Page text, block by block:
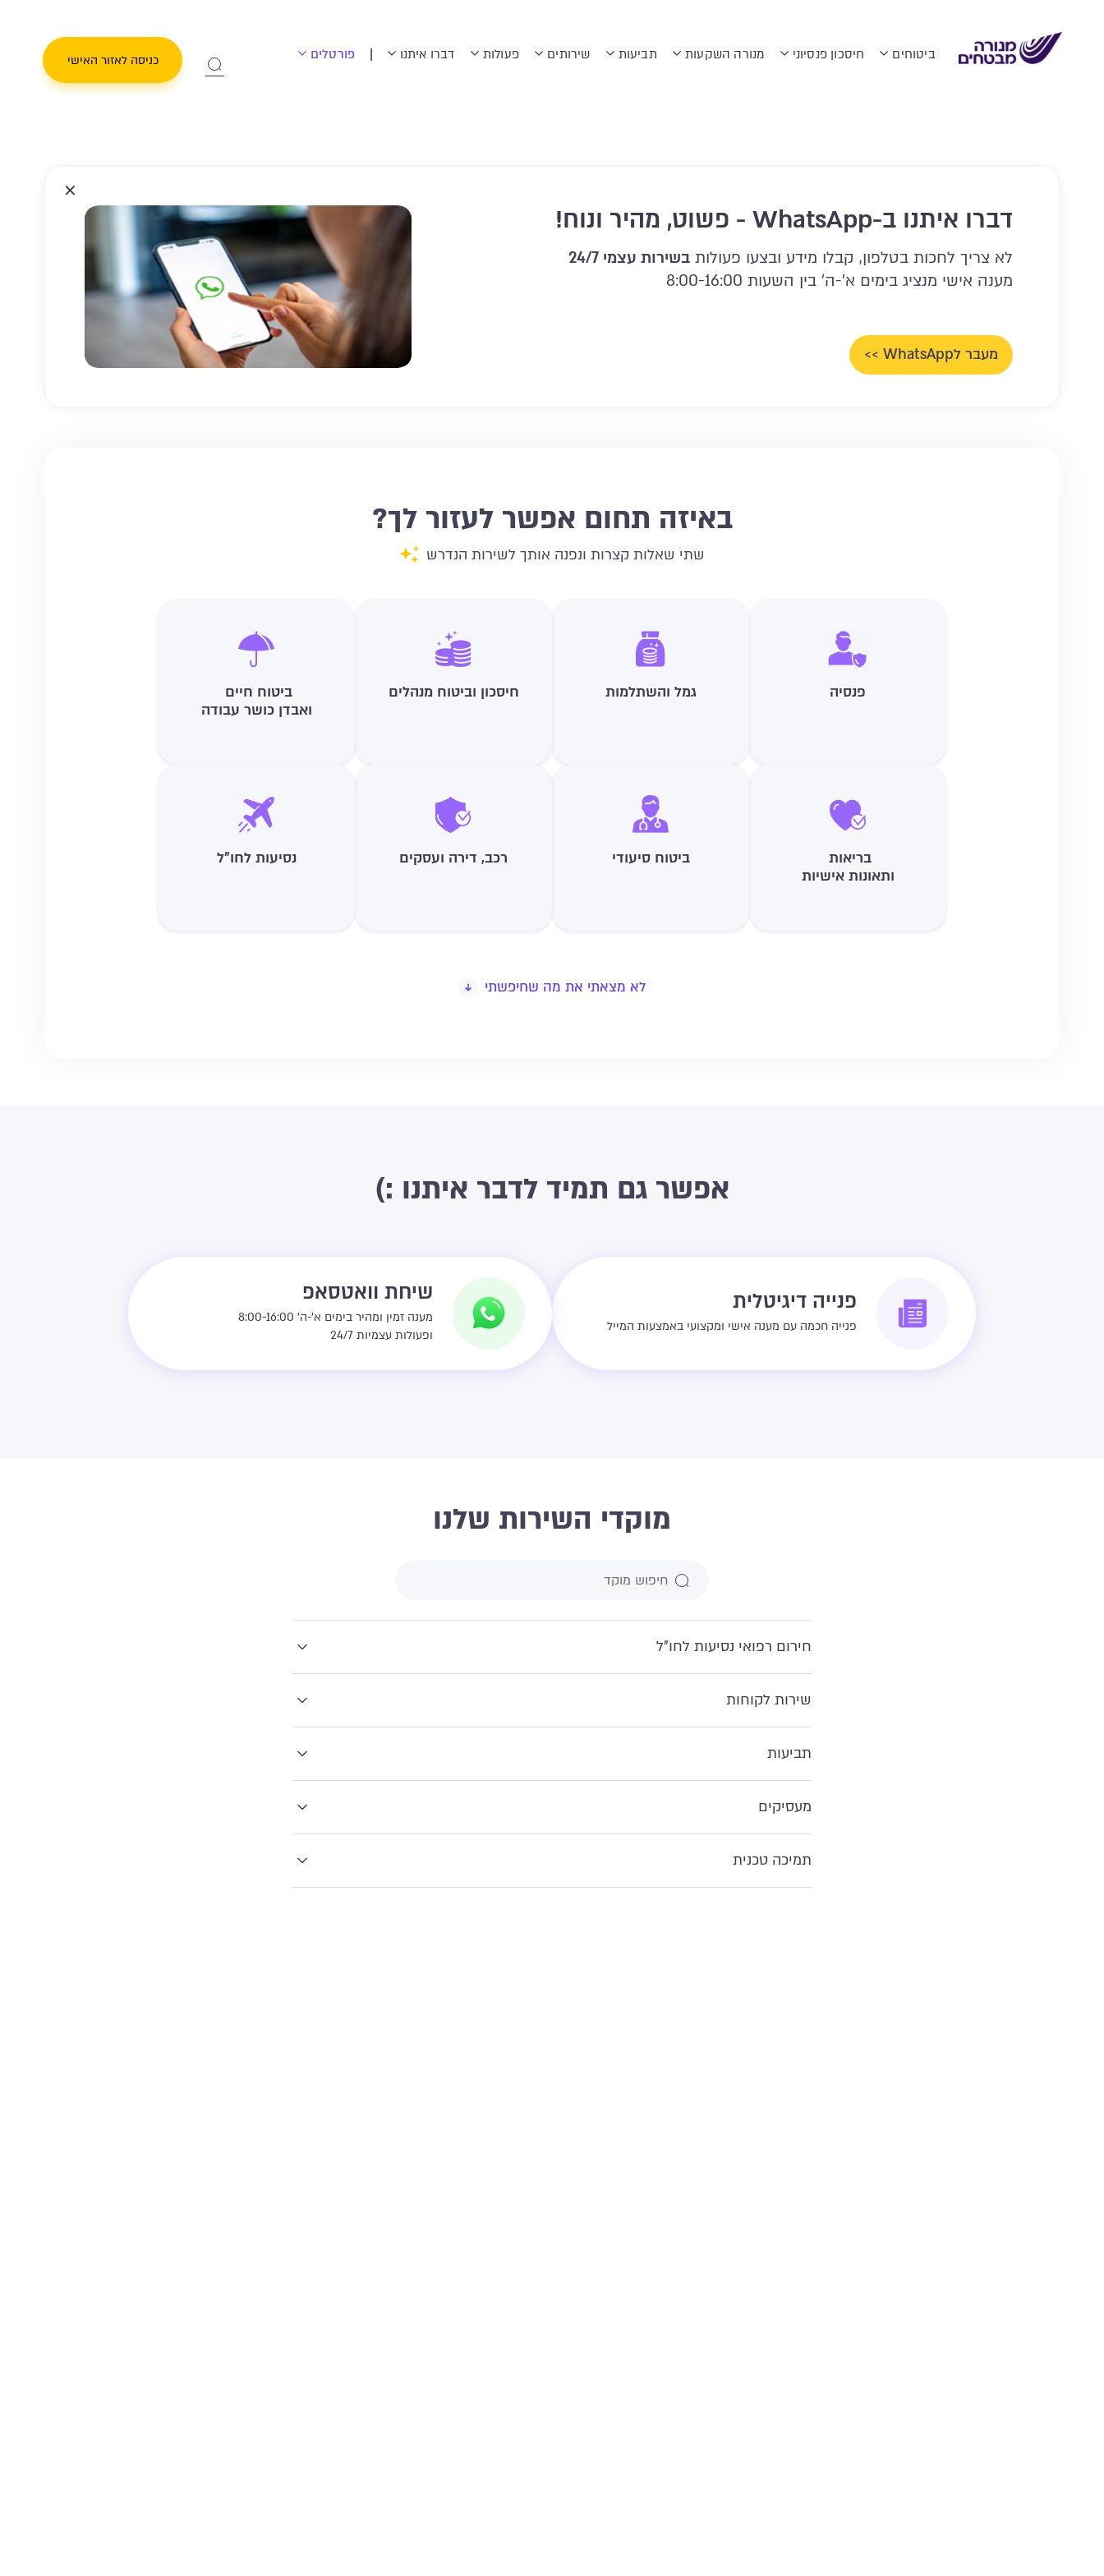
ביטוחים חיסכון פנסיוני מנורה השקעות תביעות שירותים פעולות דברו איתנו | פורטלים כניסה לאזור האישי
✕
דברו איתנו ב-WhatsApp - פשוט, מהיר ונוח!
לא צריך לחכות בטלפון, קבלו מידע ובצעו פעולות בשירות עצמי 24/7
מענה אישי מנציג בימים א'-ה' בין השעות 8:00-16:00
מעבר לWhatsApp >>
באיזה תחום אפשר לעזור לך?
שתי שאלות קצרות ונפנה אותך לשירות הנדרש
פנסיה גמל והשתלמות חיסכון וביטוח מנהלים
ביטוח חיים
ואבדן כושר עבודה
בריאות
ותאונות אישיות
ביטוח סיעודי רכב, דירה ועסקים נסיעות לחו"ל
לא מצאתי את מה שחיפשתי
אפשר גם תמיד לדבר איתנו :)
פנייה דיגיטלית
פנייה חכמה עם מענה אישי ומקצועי באמצעות המייל
שיחת וואטסאפ
מענה זמין ומהיר בימים א'-ה' 8:00-16:00
ופעולות עצמיות 24/7
מוקדי השירות שלנו
חירום רפואי נסיעות לחו"ל
שירות לקוחות
תביעות
מעסיקים
תמיכה טכנית